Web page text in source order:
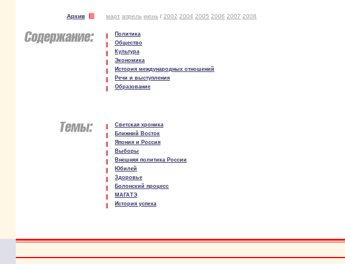
Архив март апрель июнь / 2002 2004 2005 2006 2007 2008
Политика
Общество
Культура
Экономика
История международных отношений
Речи и выступления
Образование
Светская хроника
Ближний Восток
Япония и Россия
Выборы
Внешняя политика России
Юбилей
Здоровье
Болонский процесс
МАГАТЭ
История успеха